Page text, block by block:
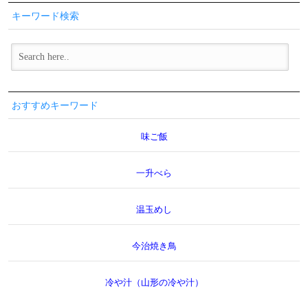
キーワード検索
おすすめキーワード
味ご飯
一升べら
温玉めし
今治焼き鳥
冷や汁（山形の冷や汁）